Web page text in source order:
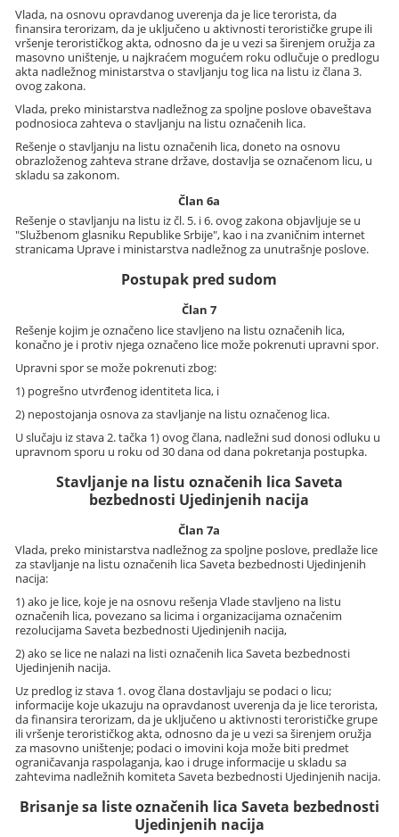
Vlada, na osnovu opravdanog uverenja da je lice terorista, da
finansira terorizam, da je uključeno u aktivnosti terorističke grupe ili
vršenje terorističkog akta, odnosno da je u vezi sa širenjem oružja za
masovno uništenje, u najkraćem mogućem roku odlučuje o predlogu
akta nadležnog ministarstva o stavljanju tog lica na listu iz člana 3.
ovog zakona.
Vlada, preko ministarstva nadležnog za spoljne poslove obaveštava
podnosioca zahteva o stavljanju na listu označenih lica.
Rešenje o stavljanju na listu označenih lica, doneto na osnovu
obrazloženog zahteva strane države, dostavlja se označenom licu, u
skladu sa zakonom.
Član 6a
Rešenje o stavljanju na listu iz čl. 5. i 6. ovog zakona objavljuje se u
"Službenom glasniku Republike Srbije", kao i na zvaničnim internet
stranicama Uprave i ministarstva nadležnog za unutrašnje poslove.
Postupak pred sudom
Član 7
Rešenje kojim je označeno lice stavljeno na listu označenih lica,
konačno je i protiv njega označeno lice može pokrenuti upravni spor.
Upravni spor se može pokrenuti zbog:
1) pogrešno utvrđenog identiteta lica, i
2) nepostojanja osnova za stavljanje na listu označenog lica.
U slučaju iz stava 2. tačka 1) ovog člana, nadležni sud donosi odluku u
upravnom sporu u roku od 30 dana od dana pokretanja postupka.
Stavljanje na listu označenih lica Saveta
bezbednosti Ujedinjenih nacija
Član 7a
Vlada, preko ministarstva nadležnog za spoljne poslove, predlaže lice
za stavljanje na listu označenih lica Saveta bezbednosti Ujedinjenih
nacija:
1) ako je lice, koje je na osnovu rešenja Vlade stavljeno na listu
označenih lica, povezano sa licima i organizacijama označenim
rezolucijama Saveta bezbednosti Ujedinjenih nacija,
2) ako se lice ne nalazi na listi označenih lica Saveta bezbednosti
Ujedinjenih nacija.
Uz predlog iz stava 1. ovog člana dostavljaju se podaci o licu;
informacije koje ukazuju na opravdanost uverenja da je lice terorista,
da finansira terorizam, da je uključeno u aktivnosti terorističke grupe
ili vršenje terorističkog akta, odnosno da je u vezi sa širenjem oružja
za masovno uništenje; podaci o imovini koja može biti predmet
ograničavanja raspolaganja, kao i druge informacije u skladu sa
zahtevima nadležnih komiteta Saveta bezbednosti Ujedinjenih nacija.
Brisanje sa liste označenih lica Saveta bezbednosti
Ujedinjenih nacija